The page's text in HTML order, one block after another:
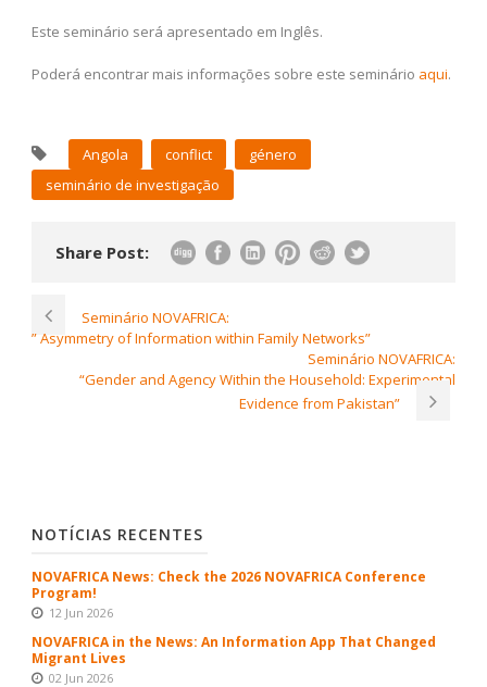
Este seminário será apresentado em Inglês.
Poderá encontrar mais informações sobre este seminário aqui.
Angola conflict
género
seminário de investigação
Share Post:
Seminário NOVAFRICA:
” Asymmetry of Information within Family Networks”
Seminário NOVAFRICA:
“Gender and Agency Within the Household: Experimental
Evidence from Pakistan”
NOTÍCIAS RECENTES
NOVAFRICA News: Check the 2026 NOVAFRICA Conference
Program!
12 Jun 2026
NOVAFRICA in the News: An Information App That Changed
Migrant Lives
02 Jun 2026